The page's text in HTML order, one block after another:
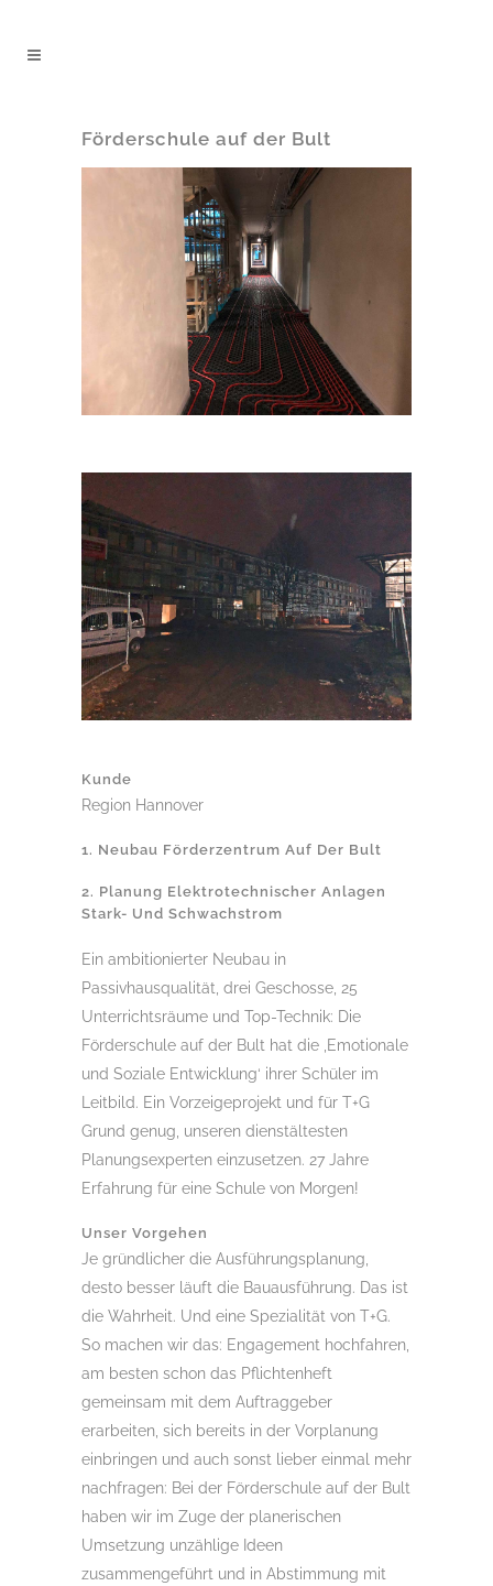
Förderschule auf der Bult
Kunde
Region Hannover
1. Neubau Förderzentrum Auf Der Bult
2. Planung Elektrotechnischer Anlagen
Stark- Und Schwachstrom
Ein ambitionierter Neubau in
Passivhausqualität, drei Geschosse, 25
Unterrichtsräume und Top-Technik: Die
Förderschule auf der Bult hat die ,Emotionale
und Soziale Entwicklung‘ ihrer Schüler im
Leitbild. Ein Vorzeigeprojekt und für T+G
Grund genug, unseren dienstältesten
Planungsexperten einzusetzen. 27 Jahre
Erfahrung für eine Schule von Morgen!
Unser Vorgehen
Je gründlicher die Ausführungsplanung,
desto besser läuft die Bauausführung. Das ist
die Wahrheit. Und eine Spezialität von T+G.
So machen wir das: Engagement hochfahren,
am besten schon das Pflichtenheft
gemeinsam mit dem Auftraggeber
erarbeiten, sich bereits in der Vorplanung
einbringen und auch sonst lieber einmal mehr
nachfragen: Bei der Förderschule auf der Bult
haben wir im Zuge der planerischen
Umsetzung unzählige Ideen
zusammengeführt und in Abstimmung mit